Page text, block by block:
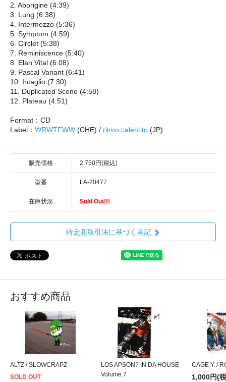
2. Aborigine (4:39)
3. Lung (6:38)
4. Intermezzo (5:36)
5. Symptom (4:59)
6. Circlet (5:38)
7. Reminiscence (5:40)
8. Elan Vital (6:08)
9. Pascal Variant (6:41)
10. Intaglio (7:30)
11. Duplicated Scene (4:58)
12. Plateau (4:51)
Format：CD
Label： WRWTFWW (CHE) / ritmo calentito (JP)
販売価格 2,750円(税込)
型番 LA-20477
在庫状況 Sold Out!!!
特定商取引法に基づく表記
おすすめ商品
ALTZ / SLOWCRAPZ
SOLD OUT
LOS APSON? IN DA HOUSE
Volume.7
CAGE Y. /
1,000円(